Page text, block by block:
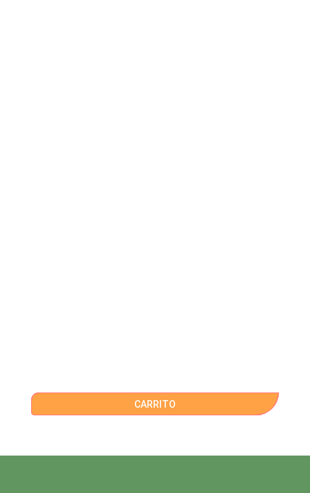
CARRITO